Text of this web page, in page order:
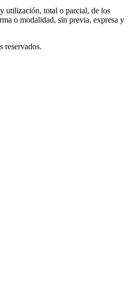
utilización, total o parcial, de los
o modalidad, sin previa, expresa y
reservados.